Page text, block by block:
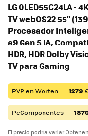
LG OLED55C24LA -
TV webOS22 55"
Procesador
a9 Gen 5 IA,
HDR, HDR Dolby
TV para Gaming
PVP en Worten — 1279 €
PcComponentes — 1879
El precio podría variar.